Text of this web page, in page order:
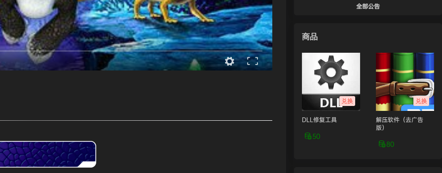
全部公告
商品
兑换
DLL修复工具
50
兑换
解压软件（去广告
版）
80